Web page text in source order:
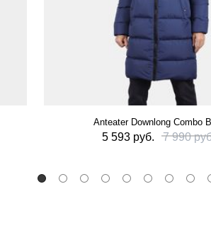
Anteater Downlong Combo
5 593 руб. 7 990